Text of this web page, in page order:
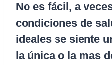
No es fácil, a
condiciones de
ideales se siente
la única o la mas